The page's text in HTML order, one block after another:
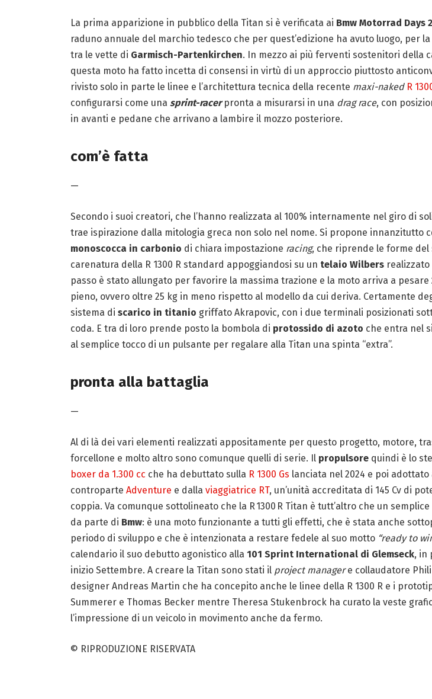
La prima apparizione in pubblico della Titan si è verificata ai Bmw Motorrad Days
raduno annuale del marchio tedesco che per quest’edizione ha avuto luogo, per
tra le vette di Garmisch-Partenkirchen. In mezzo ai più ferventi sostenitori della
questa moto ha fatto incetta di consensi in virtù di un approccio piuttosto
rivisto solo in parte le linee e l’architettura tecnica della recente maxi-naked R
configurarsi come una sprint-racerpronta a misurarsi in una drag race, con
in avanti e pedane che arrivano a lambire il mozzo posteriore.
com’è fatta
—
Secondo i suoi creatori, che l’hanno realizzata al 100% internamente nel giro di
trae ispirazione dalla mitologia greca non solo nel nome. Si propone innanzitutto
monoscocca in carbonio di chiara impostazione racing, che riprende le forme del
carenatura della R 1300 R standard appoggiandosi su un telaio Wilbersrealizzato
passo è stato allungato per favorire la massima trazione e la moto arriva a pesare
pieno, ovvero oltre 25 kg in meno rispetto al modello da cui deriva. Certamente
sistema di scarico in titanio griffato Akrapovic, con i due terminali posizionati
coda. E tra di loro prende posto la bombola di protossido di azoto che entra nel
al semplice tocco di un pulsante per regalare alla Titan una spinta “extra”.
pronta alla battaglia
—
Al di là dei vari elementi realizzati appositamente per questo progetto, motore,
forcellone e molto altro sono comunque quelli di serie. Il propulsorequindi è lo
boxer da 1.300 cc che ha debuttato sulla R 1300 Gs lanciata nel 2024 e poi adottato
controparte Adventure e dalla viaggiatrice RT, un’unità accreditata di 145 Cv di
coppia. Va comunque sottolineato che la R 1300 R Titan è tutt’altro che un
da parte di Bmw: è una moto funzionante a tutti gli effetti, che è stata anche
periodo di sviluppo e che è intenzionata a restare fedele al suo motto “ready to
calendario il suo debutto agonistico alla 101 Sprint International di Glemseck, in
inizio Settembre. A creare la Titan sono stati il project managere collaudatore
designer Andreas Martin che ha concepito anche le linee della R 1300 R e i
Summerer e Thomas Becker mentre Theresa Stukenbrock ha curato la veste
l’impressione di un veicolo in movimento anche da fermo.
© RIPRODUZIONE RISERVATA